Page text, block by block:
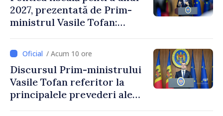
2027, prezentată de Prim-
ministrul Vasile Tofan:
stimularea investițiilor și o
taxare mai echitabilă
/ Acum 10 ore
Discursul Prim-ministrului
Vasile Tofan referitor la
principalele prevederi ale